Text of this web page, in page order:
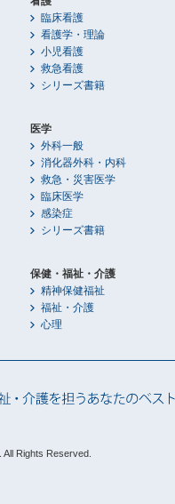
臨床看護
看護学・理論
小児看護
救急看護
シリーズ書籍
医学
外科一般
消化器外科・内科
救急・災害医学
臨床医学
感染症
シリーズ書籍
保健・福祉・介護
精神保健福祉
福祉・介護
心理
All Rights Reserved.